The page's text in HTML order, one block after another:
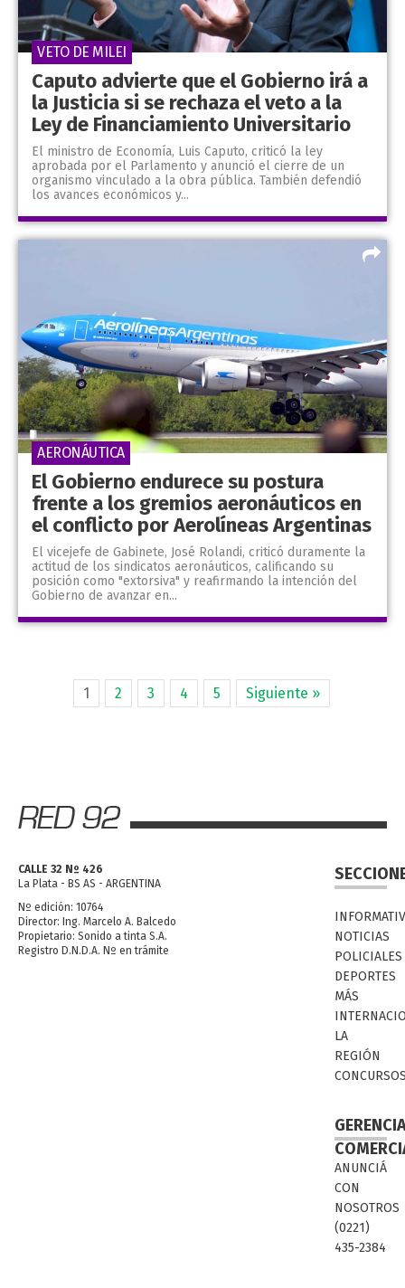
Caputo advierte que el Gobierno irá a
la Justicia si se rechaza el veto a la
Ley de Financiamiento Universitario
El ministro de Economía, Luis Caputo, criticó la ley
aprobada por el Parlamento y anunció el cierre de un
organismo vinculado a la obra pública. También defendió
los avances económicos y...
VETO DE MILEI
El Gobierno endurece su postura
frente a los gremios aeronáuticos en
el conflicto por Aerolíneas Argentinas
El vicejefe de Gabinete, José Rolandi, criticó duramente la
actitud de los sindicatos aeronáuticos, calificando su
posición como "extorsiva" y reafirmando la intención del
Gobierno de avanzar en...
AERONÁUTICA
1 2 3 4 5 Siguiente »
CALLE 32 Nº 426
La Plata - BS AS - ARGENTINA
Nº edición: 10764
Director: Ing. Marcelo A. Balcedo
Propietario: Sonido a tinta S.A.
Registro D.N.D.A. Nº en trámite
NOTICIAS
POLICIALES
DEPORTES
MÁS
LA
REGIÓN
ANUNCIÁ
CON
NOSOTROS
(0221)
435-2384